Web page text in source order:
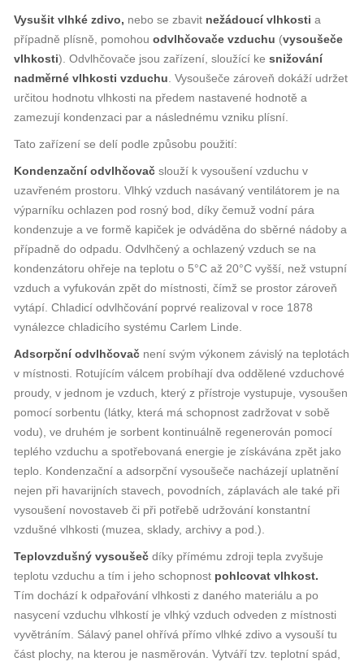
Vysušit vlhké zdivo, nebo se zbavit nežádoucí vlhkosti a
případně plísně, pomohou odvlhčovače vzduchu (vysoušeče
vlhkosti). Odvlhčovače jsou zařízení, sloužící ke snižování
nadměrné vlhkosti vzduchu . Vysoušeče zároveň dokáží udržet
určitou hodnotu vlhkosti na předem nastavené hodnotě a
zamezují kondenzaci par a následnému vzniku plísní.
Tato zařízení se delí podle způsobu použití:
Kondenzační odvlhčovač slouží k vysoušení vzduchu v
uzavřeném prostoru. Vlhký vzduch nasávaný ventilátorem je na
výparníku ochlazen pod rosný bod, díky čemuž vodní pára
kondenzuje a ve formě kapiček je odváděna do sběrné nádoby a
případně do odpadu. Odvlhčený a ochlazený vzduch se na
kondenzátoru ohřeje na teplotu o 5°C až 20°C vyšší, než vstupní
vzduch a vyfukován zpět do místnosti, čímž se prostor zároveň
vytápí. Chladicí odvlhčování poprvé realizoval v roce 1878
vynálezce chladicího systému Carlem Linde.
Adsorpční odvlhčovač není svým výkonem závislý na teplotách
v místnosti. Rotujícím válcem probíhají dva oddělené vzduchové
proudy, v jednom je vzduch, který z přístroje vystupuje, vysoušen
pomocí sorbentu (látky, která má schopnost zadržovat v sobě
vodu), ve druhém je sorbent kontinuálně regenerován pomocí
teplého vzduchu a spotřebovaná energie je získávána zpět jako
teplo. Kondenzační a adsorpční vysoušeče nacházejí uplatnění
nejen při havarijních stavech, povodních, záplavách ale také při
vysoušení novostaveb či při potřebě udržování konstantní
vzdušné vlhkosti (muzea, sklady, archivy a pod.).
Teplovzdušný vysoušeč díky přímému zdroji tepla zvyšuje
teplotu vzduchu a tím i jeho schopnost pohlcovat vlhkost.
Tím dochází k odpařování vlhkosti z daného materiálu a po
nasycení vzduchu vlhkostí je vlhký vzduch odveden z místnosti
vyvětráním. Sálavý panel ohřívá přímo vlhké zdivo a vysouší tu
část plochy, na kterou je nasměrován. Vytváří tzv. teplotní spád,